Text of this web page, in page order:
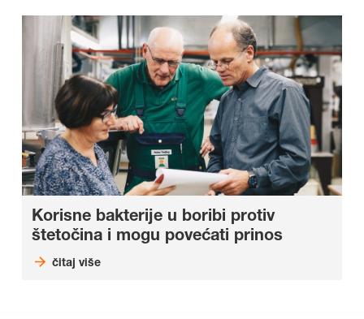
Korisne bakterije u boribi protiv
štetočina i mogu povećati prinos
čitaj više